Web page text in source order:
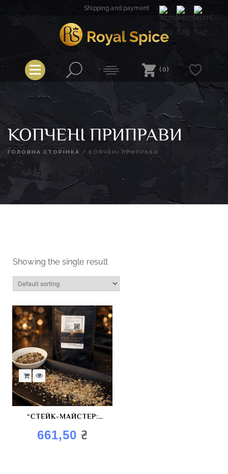
Shipping and payment
Royal Spice
(0)
КОПЧЕНІ ПРИПРАВИ
ГОЛОВНА СТОРІНКА / КОПЧЕНІ ПРИПРАВИ
Showing the single result
“СТЕЙК-МАЙСТЕР:
КРУПНИЙ ФІНІШ”
661,50 ₴